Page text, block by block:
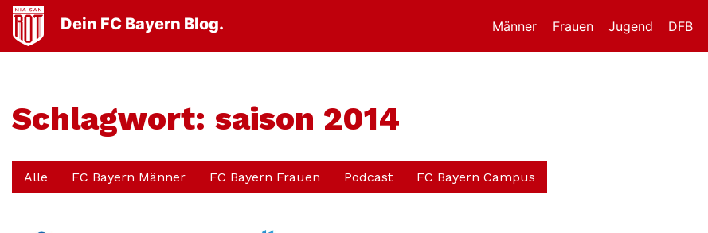
Dein FC Bayern Blog. Männer Frauen Jugend DFB
Schlagwort: saison 2014
Alle FC Bayern Männer FC Bayern Frauen Podcast FC Bayern Campus